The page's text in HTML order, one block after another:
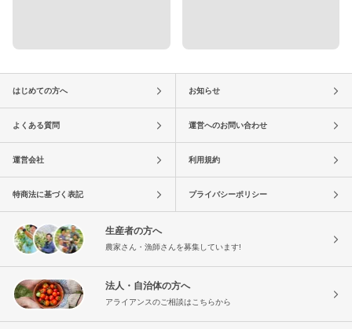
はじめての方へ お知らせ
よくある質問 運営へのお問い合わせ
運営会社 利用規約
特商法に基づく表記 プライバシーポリシー
生産者の方へ
農家さん・漁師さんを募集しています!
法人・自治体の方へ
アライアンスのご相談はこちらから